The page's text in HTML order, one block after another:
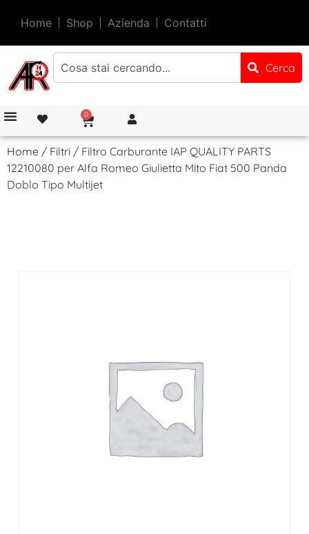
Home Shop Azienda Contatti
Cerca
0
Home / Filtri / Filtro Carburante IAP QUALITY PARTS
12210080 per Alfa Romeo Giulietta Mito Fiat 500 Panda
Doblo Tipo Multijet